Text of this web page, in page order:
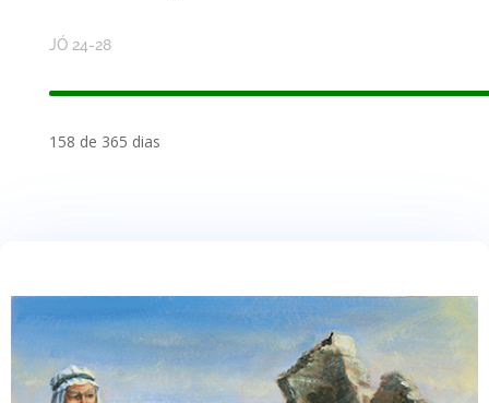
JÓ 24-28
158 de 365 dias